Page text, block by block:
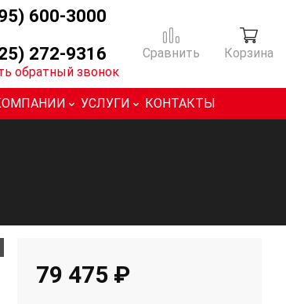
600-3000
272-9316
обратный звонок
Сравнить Корзина
УСЛУГИ КОНТАКТЫ
79 475 ₽